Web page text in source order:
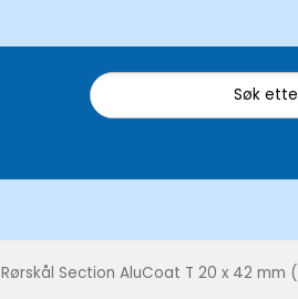
Rørskål Section AluCoat T 20 x 42 mm